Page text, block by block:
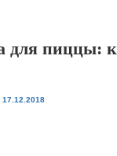
для пиццы:
17.12.2018